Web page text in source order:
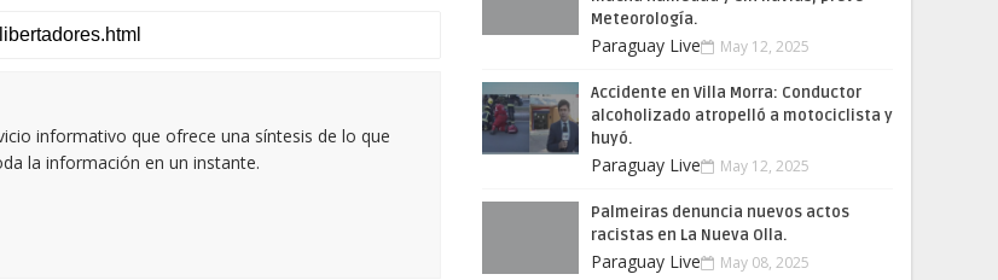
informativo que ofrece una síntesis de lo que
la información en un instante.
Meteorología.
Paraguay Live May 12, 2025
Accidente en Villa Morra: Conductor
alcoholizado atropelló a motociclista y
huyó.
Paraguay Live May 12, 2025
Palmeiras denuncia nuevos actos
racistas en La Nueva Olla.
Paraguay Live May 08, 2025